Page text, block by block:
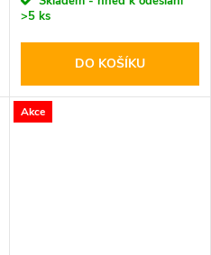
>5 ks
DO KOŠÍKU
Akce